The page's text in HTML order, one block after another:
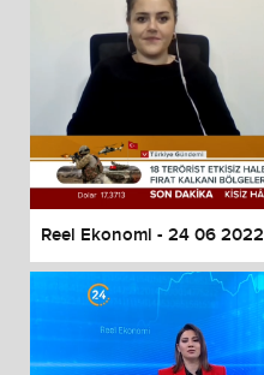
Reel Ekonomi - 24 06 2022